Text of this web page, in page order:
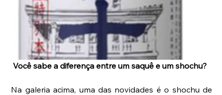
Você sabe a diferença entre um saquê e um shochu?
Na galeria acima, uma das novidades é o shochu de